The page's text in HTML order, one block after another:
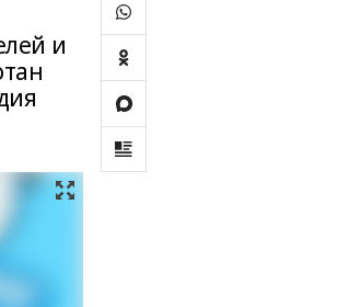
и